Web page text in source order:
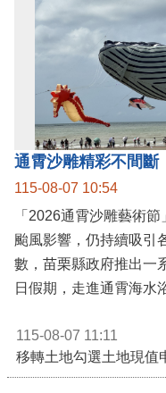
115-08-07 10:54
「2026通霄沙雕藝術
颱風影響，仍持續吸引
數，苗栗縣政府推出一
115-08-07 11:11